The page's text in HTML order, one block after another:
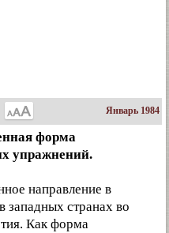
Январь 1984
форма
упражнений.
направление в
западных странах во
Как форма